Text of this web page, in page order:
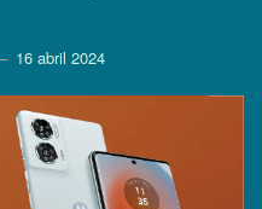
16 abril 2024